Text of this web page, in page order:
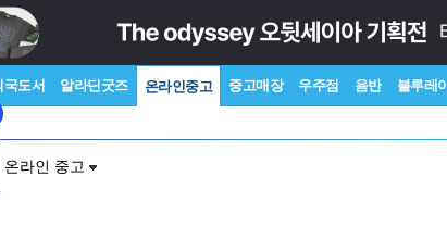
국도서 알라딘굿즈 온라인중고 중고매장 우주점 음반 블루레이
온라인 중고